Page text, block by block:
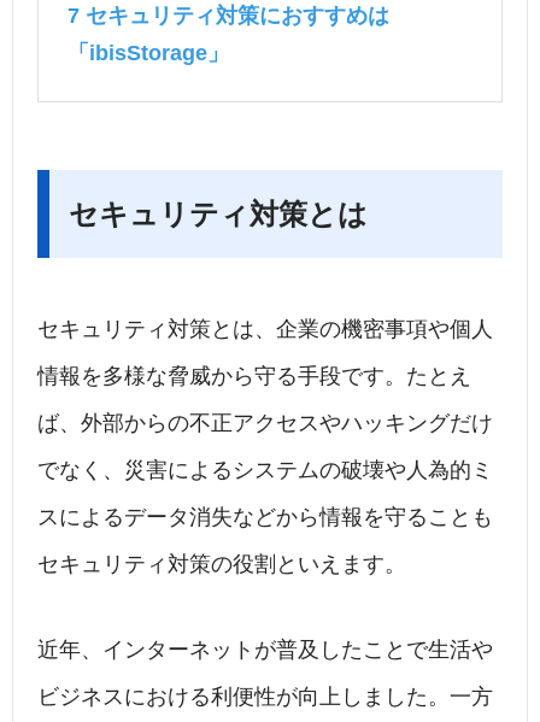
7 セキュリティ対策におすすめは
「ibisStorage」
セキュリティ対策とは
セキュリティ対策とは、企業の機密事項や個人
情報を多様な脅威から守る手段です。たとえ
ば、外部からの不正アクセスやハッキングだけ
でなく、災害によるシステムの破壊や人為的ミ
スによるデータ消失などから情報を守ることも
セキュリティ対策の役割といえます。
近年、インターネットが普及したことで生活や
ビジネスにおける利便性が向上しました。一方